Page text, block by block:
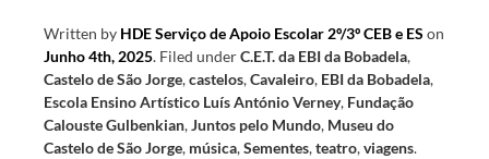
Written by HDE Serviço de Apoio Escolar 2º/3º CEB e ES on
Junho 4th, 2025. Filed underC.E.T. da EBI da Bobadela,
Castelo de São Jorge,castelos,Cavaleiro, EBI da Bobadela,
Escola Ensino Artístico Luís António Verney, Fundação
Calouste Gulbenkian,Juntos pelo Mundo, Museu do
Castelo de São Jorge, música,Sementes,teatro,viagens.